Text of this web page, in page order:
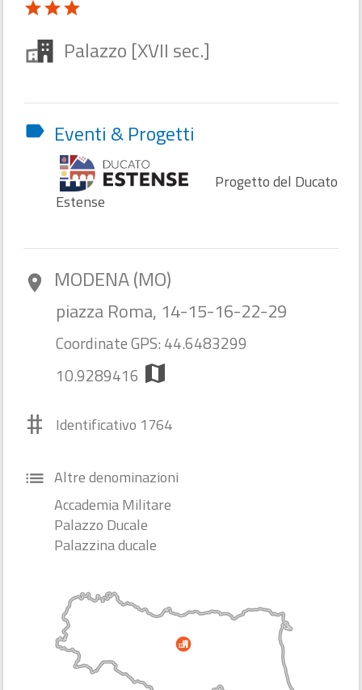
starstarstar
Palazzo [XVII sec.]
label Eventi & Progetti
Progetto del Ducato
Estense
room MODENA (MO)
piazza Roma, 14-15-16-22-29
Coordinate GPS: 44.6483299
10.9289416 map
# Identificativo 1764
list Altre denominazioni
Accademia Militare
Palazzo Ducale
Palazzina ducale